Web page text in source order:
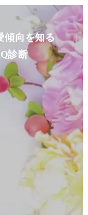
傾向を知る
診断